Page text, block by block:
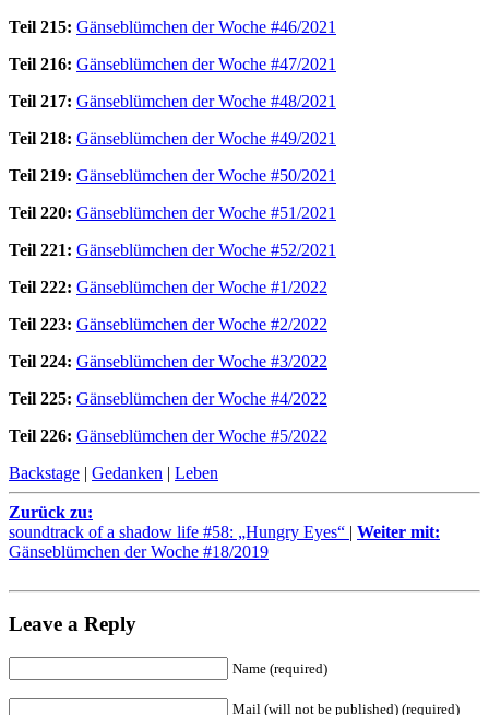
Teil 215: Gänseblümchen der Woche #46/2021
Teil 216: Gänseblümchen der Woche #47/2021
Teil 217: Gänseblümchen der Woche #48/2021
Teil 218: Gänseblümchen der Woche #49/2021
Teil 219: Gänseblümchen der Woche #50/2021
Teil 220: Gänseblümchen der Woche #51/2021
Teil 221: Gänseblümchen der Woche #52/2021
Teil 222: Gänseblümchen der Woche #1/2022
Teil 223: Gänseblümchen der Woche #2/2022
Teil 224: Gänseblümchen der Woche #3/2022
Teil 225: Gänseblümchen der Woche #4/2022
Teil 226: Gänseblümchen der Woche #5/2022
Backstage | Gedanken | Leben
Zurück zu:
soundtrack of a shadow life #58: „Hungry Eyes“ | Weiter mit:
Gänseblümchen der Woche #18/2019
Leave a Reply
Name (required)
Mail (will not be published) (required)